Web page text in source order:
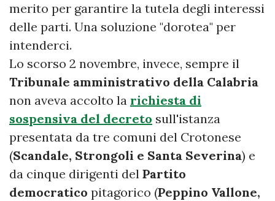
merito per garantire la tutela degli interessi
delle parti. Una soluzione "dorotea" per
intenderci.
Lo scorso 2 novembre, invece, sempre il
Tribunale amministrativo della Calabria
non aveva accolto la richiesta di
sospensiva del decreto sull'istanza
presentata da tre comuni del Crotonese
(Scandale, Strongoli e Santa Severina) e
da cinque dirigenti del Partito
democratico pitagorico (Peppino Vallone,